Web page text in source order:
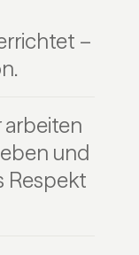
–
arbeiten
und
Respekt